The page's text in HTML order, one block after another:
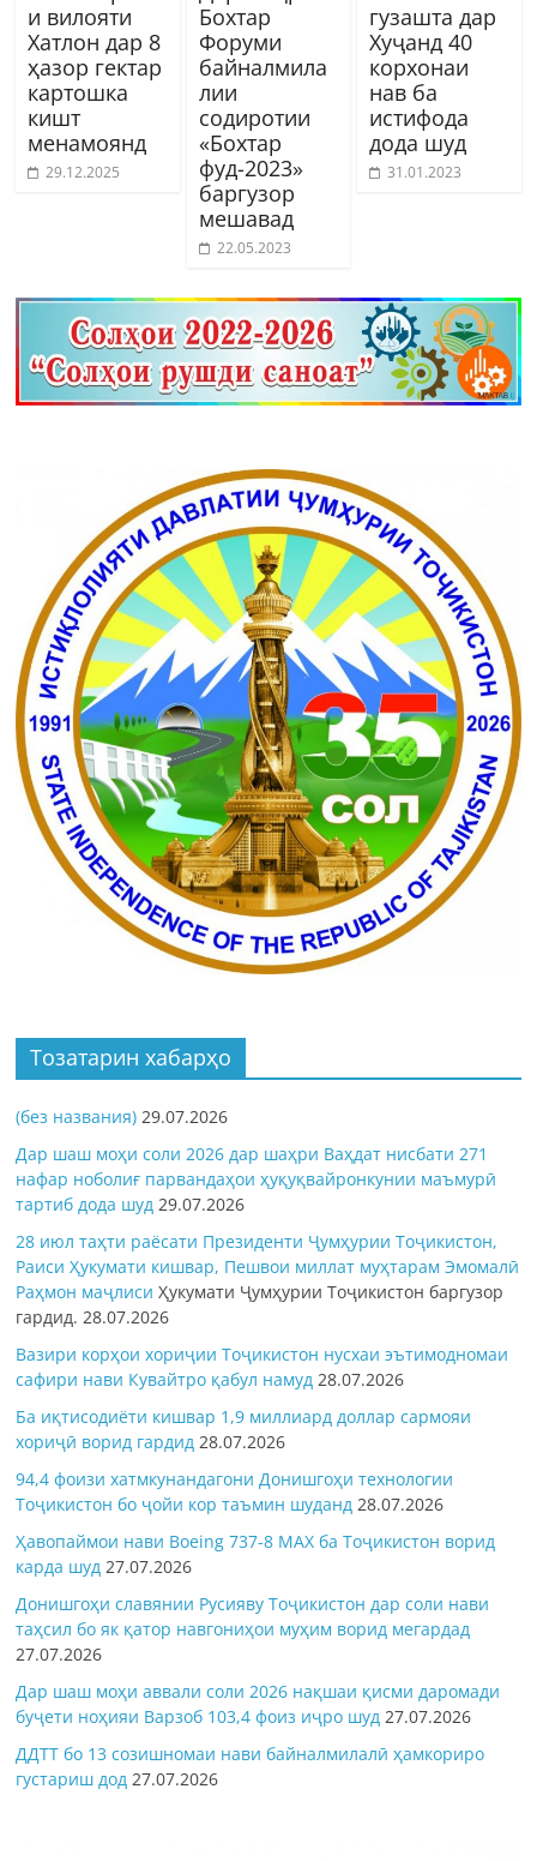
и вилояти
Хатлон дар 8
ҳазор гектар
картошка
кишт
менамоянд
29.12.2025
Бохтар
Форуми
байналмила
лии
содиротии
«Бохтар
фуд-2023»
баргузор
мешавад
22.05.2023
гузашта дар
Хуҷанд 40
корхонаи
нав ба
истифода
дода шуд
31.01.2023
Тозатарин хабарҳо
(без названия) 29.07.2026
Дар шаш моҳи соли 2026 дар шаҳри Ваҳдат нисбати 271
нафар ноболиғ парвандаҳои ҳуқуқвайронкунии маъмурӣ
тартиб дода шуд 29.07.2026
28 июл таҳти раёсати Президенти Ҷумҳурии Тоҷикистон,
Раиси Ҳукумати кишвар, Пешвои миллат муҳтарам Эмомалӣ
Раҳмон маҷлисиҲукумати Ҷумҳурии Тоҷикистон баргузор
гардид.28.07.2026
Вазири корҳои хориҷии Тоҷикистон нусхаи эътимодномаи
сафири нави Кувайтро қабул намуд 28.07.2026
Ба иқтисодиёти кишвар 1,9 миллиард доллар сармояи
хориҷӣ ворид гардид 28.07.2026
94,4 фоизи хатмкунандагони Донишгоҳи технологии
Тоҷикистон бо ҷойи кор таъмин шуданд 28.07.2026
Ҳавопаймои нави Boeing 737-8 MAX ба Тоҷикистон ворид
карда шуд 27.07.2026
Донишгоҳи славянии Русияву Тоҷикистон дар соли нави
таҳсил бо як қатор навгониҳои муҳим ворид мегардад
27.07.2026
Дар шаш моҳи аввали соли 2026 нақшаи қисми даромади
буҷети ноҳияи Варзоб 103,4 фоиз иҷро шуд 27.07.2026
ДДТТ бо 13 созишномаи нави байналмилалӣ ҳамкориро
густариш дод 27.07.2026